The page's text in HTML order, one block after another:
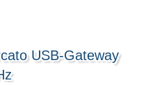
USB-Gateway